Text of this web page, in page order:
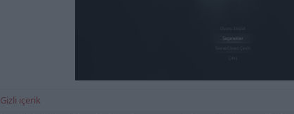
Gizli içerik